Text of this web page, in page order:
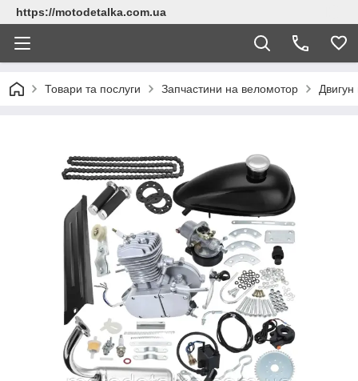
https://motodetalka.com.ua
Товари та послуги Запчастини на веломотор Двигун